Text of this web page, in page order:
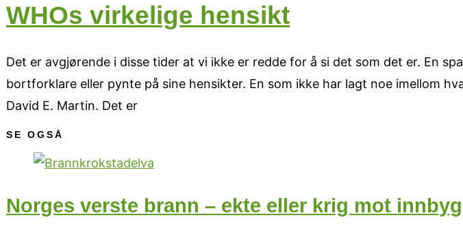
WHOs virkelige hensikt
Det er avgjørende i disse tider at vi ikke er redde for å si det som det er. En
bortforklare eller pynte på sine hensikter. En som ikke har lagt noe imellom
David E. Martin. Det er
SE OGSÅ
Norges verste brann – ekte eller krig mot